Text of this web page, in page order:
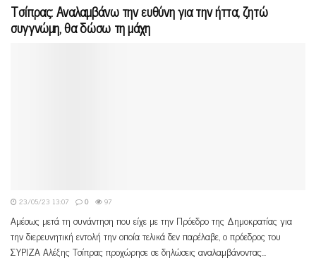
Τσίπρας: Αναλαμβάνω την ευθύνη για την ήττα, ζητώ
συγγνώμη, θα δώσω τη μάχη
23/05/23 13:07 0 97
Αμέσως μετά τη συνάντηση που είχε με την Πρόεδρο της Δημοκρατίας για
την διερευνητική εντολή την οποία τελικά δεν παρέλαβε, ο πρόεδρος του
ΣΥΡΙΖΑ Αλέξης Τσίπρας προχώρησε σε δηλώσεις αναλαμβάνοντας...